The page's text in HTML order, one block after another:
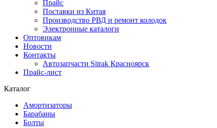
Прайс
Поставки из Китая
Производство РВД и ремонт колодок
Электронные каталоги
Оптовикам
Новости
Контакты
Автозапчасти Sitrak Красноярск
Прайс-лист
Каталог
Амортизаторы
Барабаны
Болты